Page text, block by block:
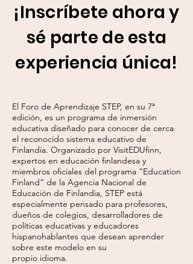
¡Inscríbete ahora y
sé parte de esta
experiencia única!
El Foro de Aprendizaje STEP, en su 7ª
edición, es un programa de inmersión
educativa diseñado para conocer de cerca
el reconocido sistema educativo de
Finlandia. Organizado por VisitEDUfinn,
expertos en educación finlandesa y
miembros oficiales del programa “Education
Finland” de la Agencia Nacional de
Educación de Finlandia, STEP está
especialmente pensado para profesores,
dueños de colegios, desarrolladores de
políticas educativas y educadores
hispanohablantes que desean aprender
sobre este modelo en su
propio idioma.